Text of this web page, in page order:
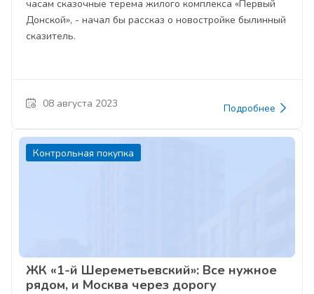
часам сказочные терема жилого комплекса «Первый
Донской», - начал бы рассказ о новостройке былинный
сказитель.
08 августа 2023 Подробнее
Контрольная покупка
ЖК «1-й Шереметьевский»: Все нужное
рядом, и Москва через дорогу